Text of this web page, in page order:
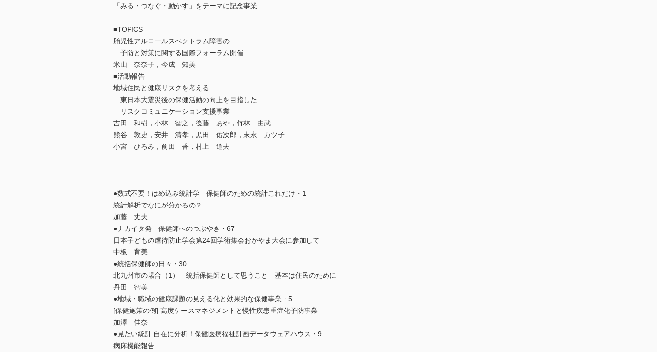
「みる・つなぐ・動かす」をテーマに記念事業
■TOPICS
胎児性アルコールスペクトラム障害の
予防と対策に関する国際フォーラム開催
米山 奈奈子，今成 知美
■活動報告
地域住民と健康リスクを考える
東日本大震災後の保健活動の向上を目指した
リスクコミュニケーション支援事業
吉田 和樹，小林 智之，後藤 あや，竹林 由武
熊谷 敦史，安井 清孝，黒田 佑次郎，末永 カツ子
小宮 ひろみ，前田 香，村上 道夫
●数式不要！はめ込み統計学 保健師のための統計これだけ・1
統計解析でなにが分かるの？
加藤 丈夫
●ナカイタ発 保健師へのつぶやき・67
日本子どもの虐待防止学会第24回学術集会おかやま大会に参加して
中板 育美
●統括保健師の日々・30
北九州市の場合（1） 統括保健師として思うこと 基本は住民のために
丹田 智美
●地域・職域の健康課題の見える化と効果的な保健事業・5
[保健施策の例] 高度ケースマネジメントと慢性疾患重症化予防事業
加澤 佳奈
●見たい統計 自在に分析！保健医療福祉計画データウェアハウス・9
病床機能報告